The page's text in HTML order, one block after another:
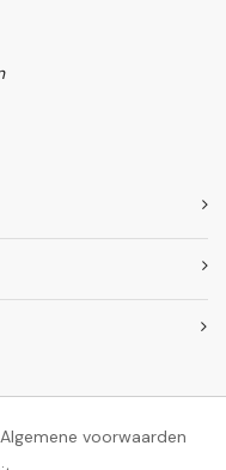
Algemene voorwaarden